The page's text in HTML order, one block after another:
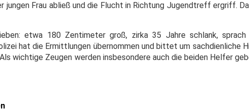
jungen Frau abließ und die Flucht in Richtung Jugendtreff ergriff.
etwa 180 Zentimeter groß, zirka 35 Jahre schlank,
hat die Ermittlungen übernommen und bittet um sachdienliche
wichtige Zeugen werden insbesondere auch die beiden Helfer